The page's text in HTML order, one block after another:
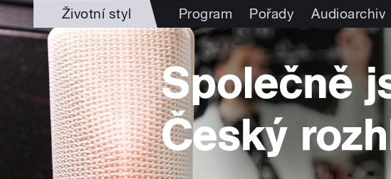
Životní styl Program Pořady Audioarchiv